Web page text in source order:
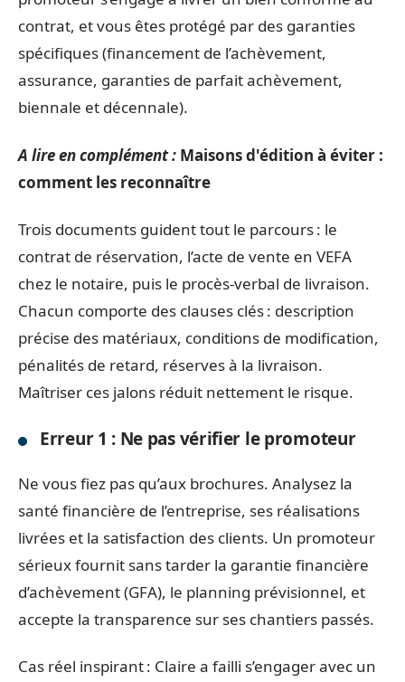
contrat, et vous êtes protégé par des garanties
spécifiques (financement de l’achèvement,
assurance, garanties de parfait achèvement,
biennale et décennale).
A lire en complément : Maisons d'édition à éviter :
comment les reconnaître
Trois documents guident tout le parcours : le
contrat de réservation, l’acte de vente en VEFA
chez le notaire, puis le procès-verbal de livraison.
Chacun comporte des clauses clés : description
précise des matériaux, conditions de modification,
pénalités de retard, réserves à la livraison.
Maîtriser ces jalons réduit nettement le risque.
Erreur 1 : Ne pas vérifier le promoteur
Ne vous fiez pas qu’aux brochures. Analysez la
santé financière de l’entreprise, ses réalisations
livrées et la satisfaction des clients. Un promoteur
sérieux fournit sans tarder la garantie financière
d’achèvement (GFA), le planning prévisionnel, et
accepte la transparence sur ses chantiers passés.
Cas réel inspirant : Claire a failli s’engager avec un